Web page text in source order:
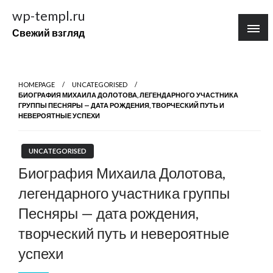
содержимому
wp-templ.ru
Свежий взгляд
HOMEPAGE
UNCATEGORISED
БИОГРАФИЯ МИХАИЛА ДОЛОТОВА, ЛЕГЕНДАРНОГО УЧАСТНИКА
ГРУППЫ ПЕСНЯРЫ — ДАТА РОЖДЕНИЯ, ТВОРЧЕСКИЙ ПУТЬ И
НЕВЕРОЯТНЫЕ УСПЕХИ
UNCATEGORISED
Биография Михаила Долотова,
легендарного участника группы
Песняры — дата рождения,
творческий путь и невероятные
успехи